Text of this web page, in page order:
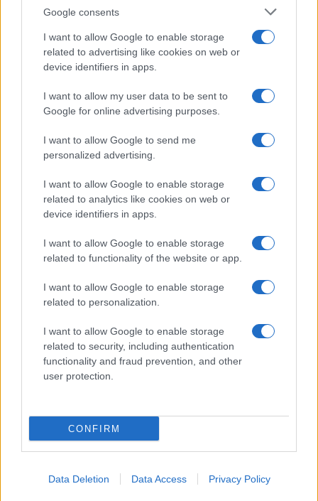
Google consents
I want to allow Google to enable storage
related to advertising like cookies on web or
device identifiers in apps.
I want to allow my user data to be sent to
Google for online advertising purposes.
I want to allow Google to send me
personalized advertising.
I want to allow Google to enable storage
related to analytics like cookies on web or
device identifiers in apps.
I want to allow Google to enable storage
related to functionality of the website or app.
I want to allow Google to enable storage
related to personalization.
I want to allow Google to enable storage
related to security, including authentication
functionality and fraud prevention, and other
user protection.
CONFIRM
Data Deletion Data Access Privacy Policy
CHI SIAMO CONTATTI PUBBLICITÀ LAVORA CON NOI
OTTO CHANNEL
Iscritto al Registro degli Operatori di Comunicazione n. 37512
© Riproduzione Riservata – Ne è consentita esclusivamente una
riproduzione parziale con citazione della fonte corretta